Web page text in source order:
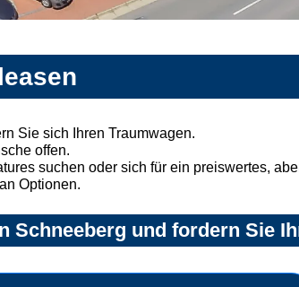
Sie sich Ihren Traumwagen.
offen.
suchen oder sich für ein preiswertes,
Optionen.
Schneeberg und fordern Sie